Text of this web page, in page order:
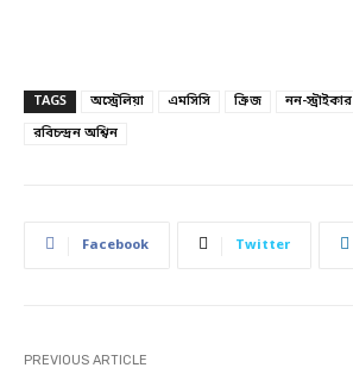
TAGS অস্ট্রেলিয়া এমসিসি ক্রিজ নন-স্ট্রাইকার
রবিচন্দ্রন অশ্বিন
Facebook Twitter
PREVIOUS ARTICLE